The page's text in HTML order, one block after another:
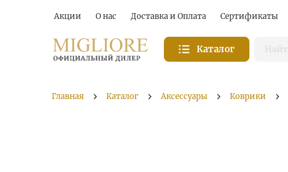
Акции О нас Доставка и Оплата Сертификаты
Каталог
Главная Каталог Аксессуары Коврики